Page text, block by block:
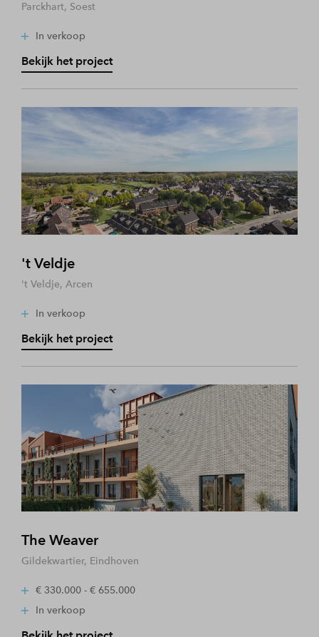
Parckhart, Soest
In verkoop
Bekijk het project
't Veldje
't Veldje, Arcen
In verkoop
Bekijk het project
The Weaver
Gildekwartier, Eindhoven
€ 330.000 - € 655.000
In verkoop